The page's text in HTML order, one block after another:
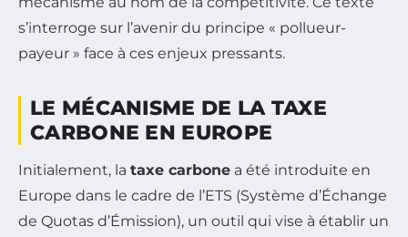
s’interroge sur l’avenir du principe « pollueur-
payeur » face à ces enjeux pressants.
LE MÉCANISME DE LA TAXE
CARBONE EN EUROPE
Initialement, la taxe carbone a été introduite en
Europe dans le cadre de l’ETS (Système d’Échange
de Quotas d’Émission), un outil qui vise à établir un